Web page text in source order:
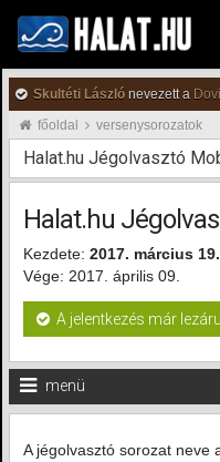
Skultéti László nevezett a
főoldal
versenysorozatok
Halat.hu Jégolvasztó
Halat.hu
Kezdete: 2017. március 19.
Vége: 2017. április 09.
A jelentkezés már
menü
A jégolvasztó sorozat neve